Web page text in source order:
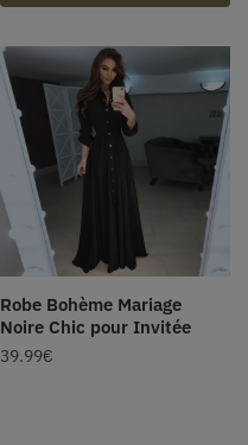
Robe Bohème Mariage
Noire Chic pour Invitée
39.99€